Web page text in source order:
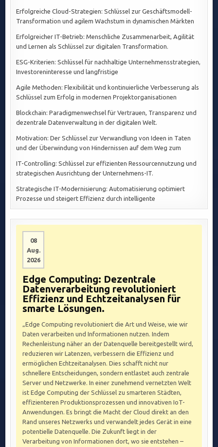
Erfolgreiche Cloud-Strategien: Schlüssel zur Geschäftsmodell-
Transformation und agilem Wachstum in dynamischen Märkten
Erfolgreicher IT-Betrieb: Menschliche Zusammenarbeit, Agilität
und Lernen als Schlüssel zur digitalen Transformation.
ESG-Kriterien: Schlüssel für nachhaltige Unternehmensstrategien,
Investoreninteresse und langfristige
Agile Methoden: Flexibilität und kontinuierliche Verbesserung als
Schlüssel zum Erfolg in modernen Projektorganisationen
Blockchain: Paradigmenwechsel für Vertrauen, Transparenz und
dezentrale Datenverwaltung in der digitalen Welt.
Motivation: Der Schlüssel zur Verwandlung von Ideen in Taten
und der Überwindung von Hindernissen auf dem Weg zum
IT-Controlling: Schlüssel zur effizienten Ressourcennutzung und
strategischen Ausrichtung der Unternehmens-IT.
Strategische IT-Modernisierung: Automatisierung optimiert
Prozesse und steigert Effizienz durch intelligente
08
Aug.
2026
Edge Computing: Dezentrale
Datenverarbeitung revolutioniert
Effizienz und Echtzeitanalysen für
smarte Lösungen.
„Edge Computing revolutioniert die Art und Weise, wie wir
Daten verarbeiten und Informationen nutzen. Indem
Rechenleistung näher an der Datenquelle bereitgestellt wird,
reduzieren wir Latenzen, verbessern die Effizienz und
ermöglichen Echtzeitanalysen. Dies schafft nicht nur
schnellere Entscheidungen, sondern entlastet auch zentrale
Server und Netzwerke. In einer zunehmend vernetzten Welt
ist Edge Computing der Schlüssel zu smarteren Städten,
effizienteren Produktionsprozessen und innovativen IoT-
Anwendungen. Es bringt die Macht der Cloud direkt an den
Rand unseres Netzwerks und verwandelt jedes Gerät in eine
potentielle Datenquelle. Die Zukunft liegt in der
Verarbeitung von Informationen dort, wo sie entstehen –